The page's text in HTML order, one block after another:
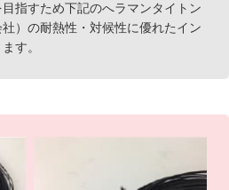
指すため下記のへラマンタイトン
）の耐熱性・対候性に優れたイン
す。